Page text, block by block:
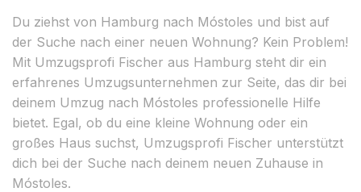
Du ziehst von Hamburg nach Móstoles und bist auf
der Suche nach einer neuen Wohnung? Kein Problem!
Mit Umzugsprofi Fischer aus Hamburg steht dir ein
erfahrenes Umzugsunternehmen zur Seite, das dir bei
deinem Umzug nach Móstoles professionelle Hilfe
bietet. Egal, ob du eine kleine Wohnung oder ein
großes Haus suchst, Umzugsprofi Fischer unterstützt
dich bei der Suche nach deinem neuen Zuhause in
Móstoles.